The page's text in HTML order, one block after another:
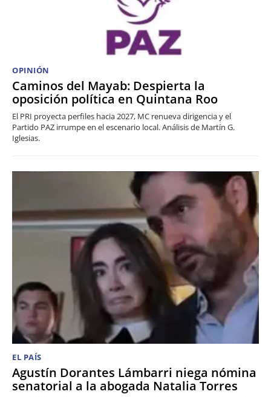
OPINIÓN
Caminos del Mayab: Despierta la
oposición política en Quintana Roo
El PRI proyecta perfiles hacia 2027, MC renueva dirigencia y el
Partido PAZ irrumpe en el escenario local. Análisis de Martín G.
Iglesias.
EL PAÍS
Agustín Dorantes Lámbarri niega nómina
senatorial a la abogada Natalia Torres